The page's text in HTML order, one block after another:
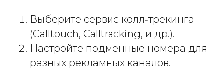
Выберите сервис колл‑трекинга
(Calltouch, Calltracking, и др.).
Настройте подменные номера для
разных рекламных каналов.